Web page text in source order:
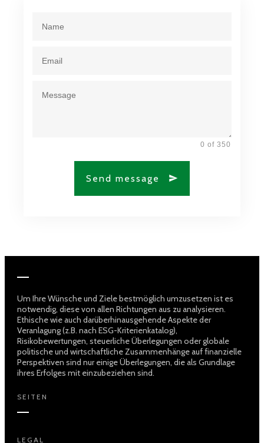
0 of 350
Send message
Um Ihre Wünsche und Ziele bestmöglich umzusetzen ist es
notwendig, diese von allen Richtungen aus zu analysieren.
Ethische wie auch darüberhinausgehende Aspekte der
Veranlagung (z.B. nach ESG-Kriterienkatalog),
Risikobewertungen, steuerliche Überlegungen oder globale
politische und wirtschaftliche Zusammenhänge auf finanzielle
Perspektiven sind nur einige Überlegungen, die als Grundlage
ihres Erfolges mit einzubeziehen sind.
SEITEN
LEGAL